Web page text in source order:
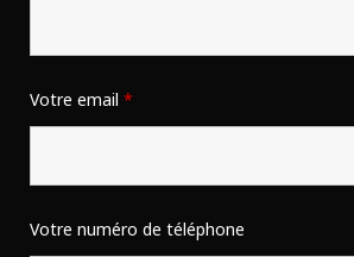
Votre email *
Votre numéro de téléphone